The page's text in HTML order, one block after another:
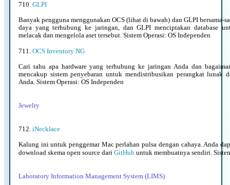
710. GLPI
Banyak pengguna menggunakan OCS (lihat di bawah) dan GLPI bersama-
daya yang terhubung ke jaringan, dan GLPI menciptakan database
melacak dan mengelola aset tersebut. Sistem Operasi: OS Independen
711. OCS Inventory NG
Cari tahu apa hardware yang terhubung ke jaringan Anda dan
mencakup sistem penyebaran untuk mendistribusikan perangkat lunak
Anda. Sistem Operasi: OS Independen
Jewelry
712. iNecklace
Kalung ini untuk penggemar Mac perlahan pulsa dengan cahaya. Anda
download skema open source dari GitHub untuk membuatnya sendiri.
Laboratory Information Management System (LIMS)